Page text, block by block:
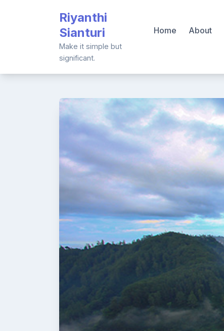
Riyanthi
Sianturi
Make it simple but
significant.
Home About